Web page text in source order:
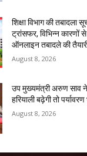
शिक्षा विभाग की तबादला
ट्रांसफर, विभिन्न
ऑनलाइन तबादले की
August 8, 2026
उप मुख्यमंत्री अरुण साव ने
हरियाली बढ़ेगी तो
August 8, 2026